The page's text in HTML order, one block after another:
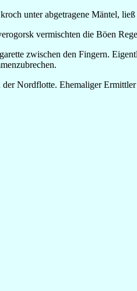
unter abgetragene Mäntel,
vermischten die Böen
zwischen den Fingern.
Nordflotte. Ehemaliger